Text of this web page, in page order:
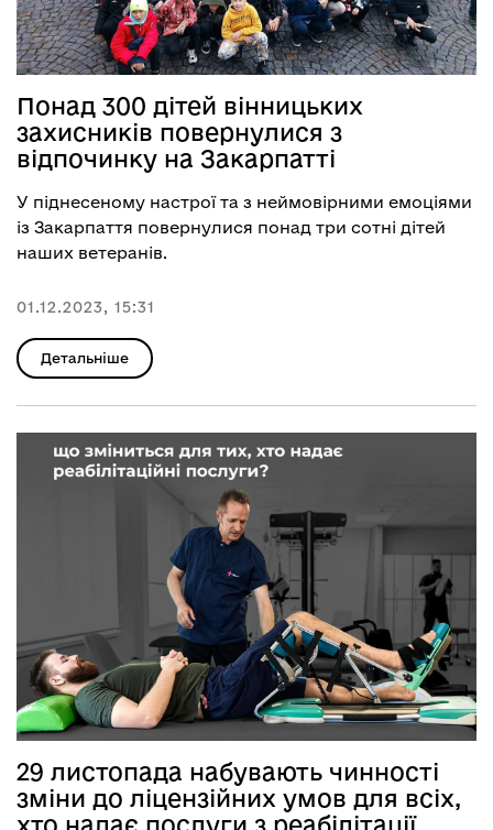
Понад 300 дітей вінницьких
захисників повернулися з
відпочинку на Закарпатті
У піднесеному настрої та з неймовірними емоціями
із Закарпаття повернулися понад три сотні дітей
наших ветеранів.
01.12.2023, 15:31
Детальніше
29 листопада набувають чинності
зміни до ліцензійних умов для всіх,
хто надає послуги з реабілітації